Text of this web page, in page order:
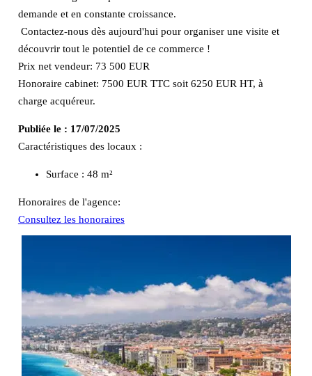
demande et en constante croissance.
Contactez-nous dès aujourd'hui pour organiser une visite et
découvrir tout le potentiel de ce commerce !
Prix net vendeur: 73 500 EUR
Honoraire cabinet: 7500 EUR TTC soit 6250 EUR HT, à
charge acquéreur.
Publiée le : 17/07/2025
Caractéristiques des locaux :
Surface : 48 m²
Honoraires de l'agence:
Consultez les honoraires